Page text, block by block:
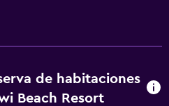
de habitaciones
Beach Resort